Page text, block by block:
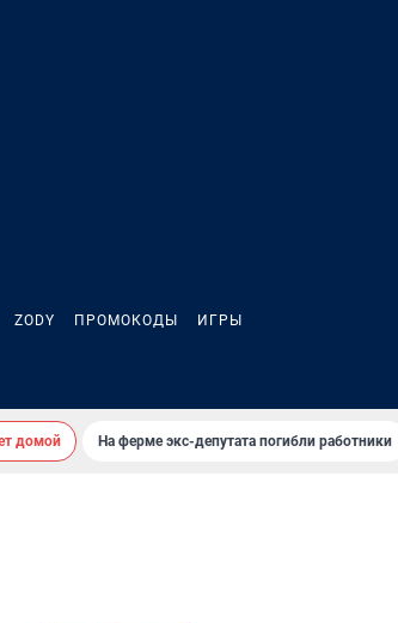
ZODY ПРОМОКОДЫ ИГРЫ
домой На ферме экс-депутата погибли работники